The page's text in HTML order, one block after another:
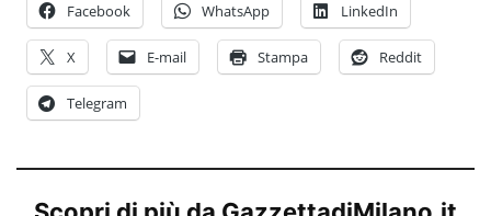
Facebook WhatsApp LinkedIn
X E-mail Stampa Reddit
Telegram